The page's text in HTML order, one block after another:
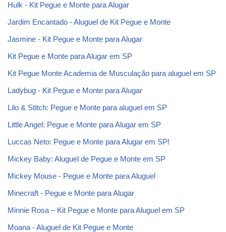
Hulk - Kit Pegue e Monte para Alugar
Jardim Encantado - Aluguel de Kit Pegue e Monte
Jasmine - Kit Pegue e Monte para Alugar
Kit Pegue e Monte para Alugar em SP
Kit Pegue Monte Academia de Musculação para aluguel em SP
Ladybug - Kit Pegue e Monte para Alugar
Lilo & Stitch: Pegue e Monte para aluguel em SP
Little Angel: Pegue e Monte para Alugar em SP
Luccas Neto: Pegue e Monte para Alugar em SP!
Mickey Baby: Aluguel de Pegue e Monte em SP
Mickey Mouse - Pegue e Monte para Aluguel
Minecraft - Pegue e Monte para Alugar
Minnie Rosa – Kit Pegue e Monte para Aluguel em SP
Moana - Aluguel de Kit Pegue e Monte